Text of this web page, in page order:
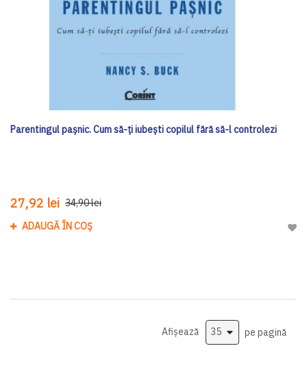
Parentingul paşnic. Cum să-ţi iubeşti copilul fără să-l controlezi
27,92 lei 34,90 lei
ADAUGĂ ÎN COȘ
Afișează pe pagină